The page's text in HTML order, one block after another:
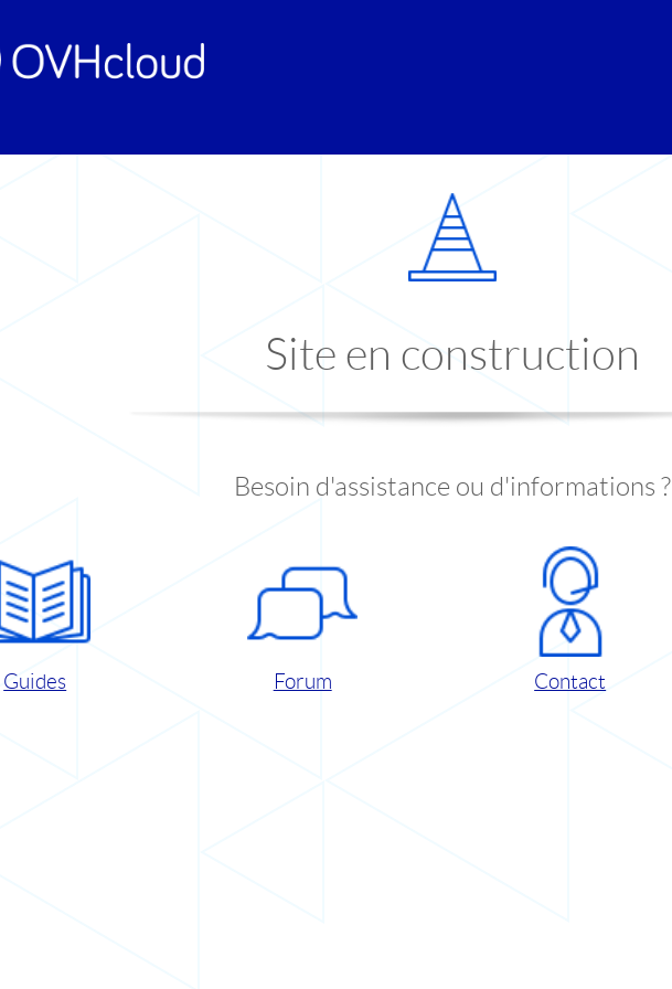
Site en construction
Besoin d'assistance ou d'informations ?
Guides Forum Contact